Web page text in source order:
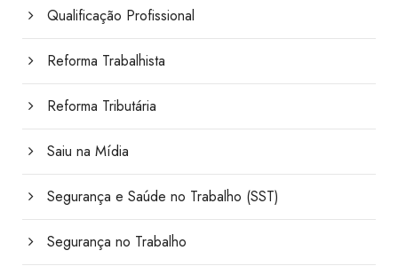
Qualificação Profissional
Reforma Trabalhista
Reforma Tributária
Saiu na Mídia
Segurança e Saúde no Trabalho (SST)
Segurança no Trabalho